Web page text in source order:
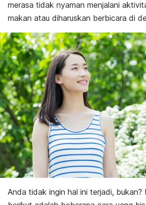
merasa tidak nyaman menjalani
makan atau diharuskan berbicara di
Anda tidak ingin hal ini terjadi, bukan?